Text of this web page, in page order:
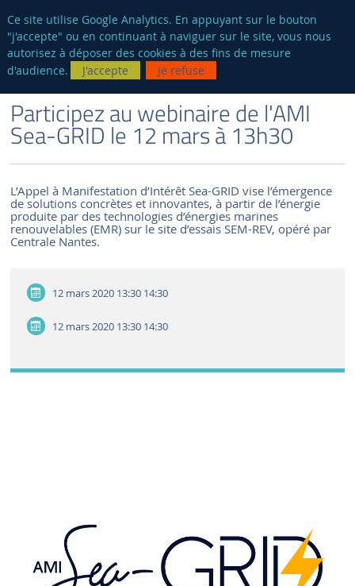
fr
Ce site utilise Google Analytics. En appuyant sur le bouton
"j'accepte" ou en continuant à naviguer sur le site, vous nous
autorisez à déposer des cookies à des fins de mesure
d'audience.
J'accepte Je refuse
Participez au webinaire de l'AMI
Sea-GRID le 12 mars à 13h30
L’Appel à Manifestation d’Intérêt Sea-GRID vise l’émergence
de solutions concrètes et innovantes, à partir de l’énergie
produite par des technologies d’énergies marines
renouvelables (EMR) sur le site d’essais SEM-REV, opéré par
Centrale Nantes.
12 mars 2020 13:30 14:30
12 mars 2020 13:30 14:30